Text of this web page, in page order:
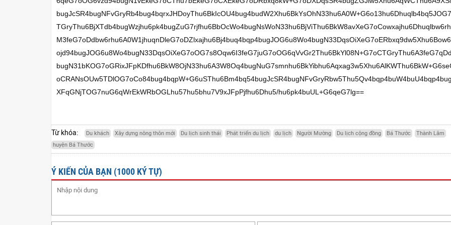
XFqGNjTOG7nuG6qWrEkWRbOGLhu57hu5bhu7V9xJFpPjfhu6Dhu5/hu6pk4buUL+G6qeG7lg==
Từ khóa: Du khách Xây dựng nông thôn mới Du lịch sinh thái Phát triển du lịch du lịch Người Mường Du lịch cộng đồng Bá Thước
Thành Lâm
huyện Bá Thước
Ý KIẾN CỦA BẠN (1000 KÝ TỰ)